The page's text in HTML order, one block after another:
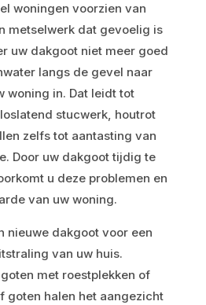
woningen voorzien van
metselwerk dat gevoelig is
uw dakgoot niet meer goed
langs de gevel naar
woning in. Dat leidt tot
stucwerk, houtrot
zelfs tot aantasting van
Door uw dakgoot tijdig te
u deze problemen en
van uw woning.
nieuwe dakgoot voor een
van uw huis.
met roestplekken of
goten halen het aangezicht